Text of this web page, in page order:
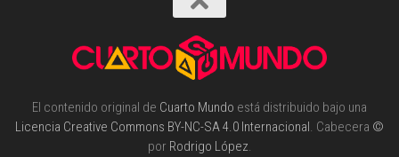
El contenido original de Cuarto Mundo está distribuido bajo una
Licencia Creative Commons BY-NC-SA 4.0 Internacional. Cabecera ©
por Rodrigo López.